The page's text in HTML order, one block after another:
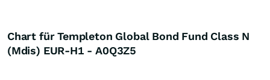
Chart für Templeton Global Bond Fund Class N
(Mdis) EUR-H1 - A0Q3Z5